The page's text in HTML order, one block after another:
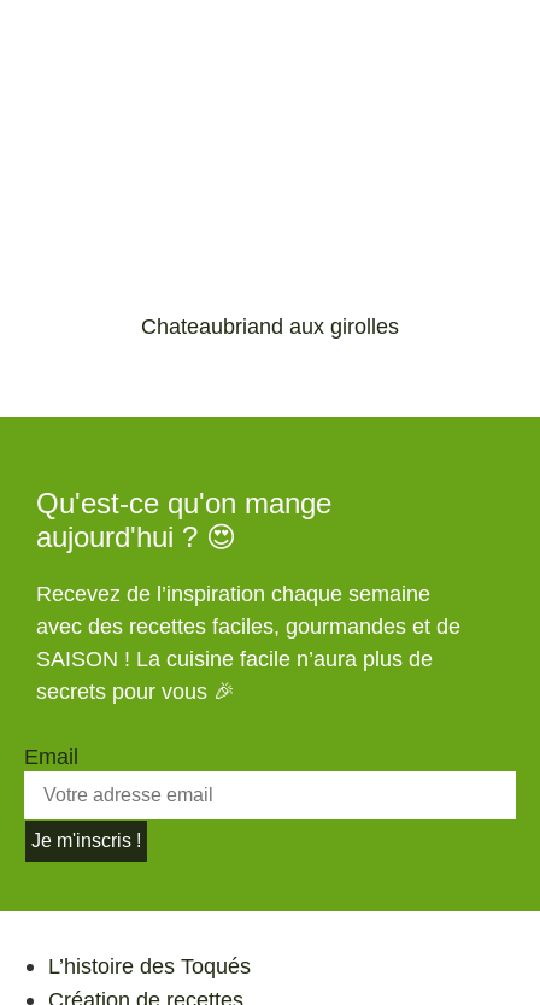
Chateaubriand aux girolles
Qu'est-ce qu'on mange
aujourd'hui ? 😍
Recevez de l’inspiration chaque semaine
avec des recettes faciles, gourmandes et de
SAISON ! La cuisine facile n’aura plus de
secrets pour vous 🎉
Email
Je m'inscris !
L’histoire des Toqués
Création de recettes